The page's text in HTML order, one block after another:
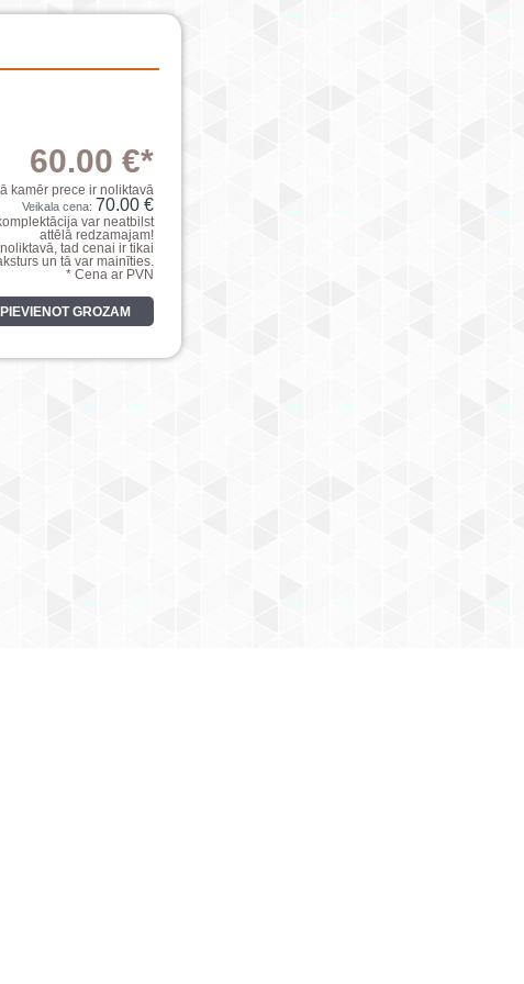
60.00 €*
kamēr prece ir noliktavā
Veikala cena: 70.00 €
var neatbilst
attēlā redzamajam!
tad cenai ir tikai
un tā var mainīties.
* Cena ar PVN
PIEVIENOT GROZAM